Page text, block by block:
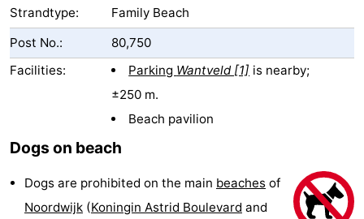
night
Bed
(and
Campsites
De
Gouden
-
De
Strandtype:
Family Beach
Post No.:
80,750
Facilities:
Parking Wantveld [1] is nearby;
±250 m.
Beach pavilion
Dogs on beach
Dogs are prohibited on the main beaches of
Noordwijk (Koningin Astrid Boulevard and